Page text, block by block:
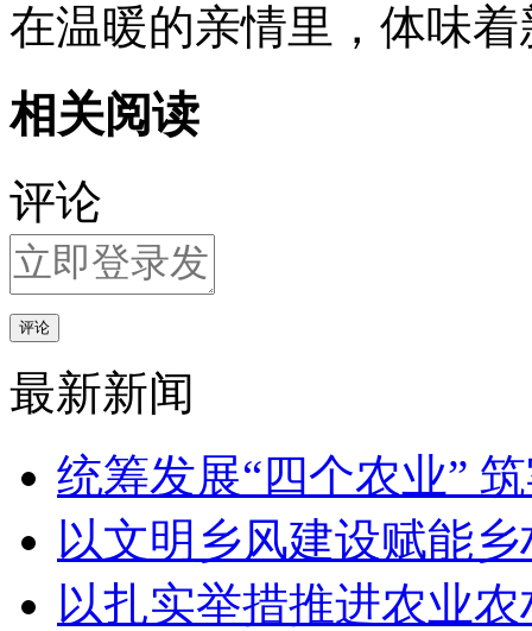
在温暖的亲情里，体味
相关阅读
评论
评论
最新新闻
统筹发展“四个农业”
以文明乡风建设赋能
以扎实举措推进农业